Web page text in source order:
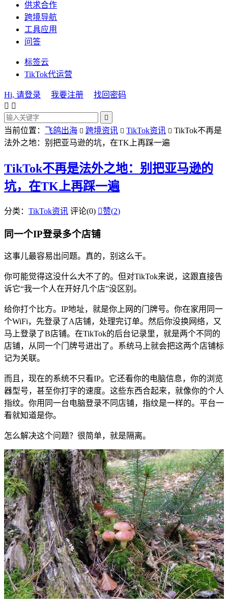
供求合作
跨境导航
工具应用
问答
标签云
TikTok代运营
Hi, 请登录 我要注册
找回密码
 

当前位置： 飞鸽出海  跨境资讯  TikTok资讯  TikTok不再是
法外之地：别把亚马逊的坑，在TK上再踩一遍
TikTok不再是法外之地：别把亚马逊的
坑，在TK上再踩一遍
分类： TikTok资讯 评论(0) 赞(2)
同一个IP登录多个店铺
这事儿最容易出问题。真的，别这么干。
你可能觉得这没什么大不了的。但对TikTok来说，这跟直接告
诉它“我一个人在开好几个店”没区别。
给你打个比方。IP地址，就是你上网的门牌号。你在家用同一
个WiFi，先登录了A店铺，处理完订单。然后你没换网络，又
马上登录了B店铺。在TikTok的后台记录里，就是两个不同的
店铺，从同一个门牌号进出了。系统马上就会把这两个店铺标
记为关联。
而且，现在的系统不只看IP。它还看你的电脑信息，你的浏览
器型号，甚至你打字的速度。这些东西合起来，就像你的个人
指纹。你用同一台电脑登录不同店铺，指纹是一样的。平台一
看就知道是你。
怎么解决这个问题？很简单，就是隔离。